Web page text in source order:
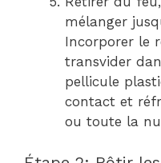
mélanger
Incorporer le
transvider
pellicule
contact et
ou toute la